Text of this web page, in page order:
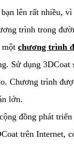
lên rất nhiều,
trình trong
mộtchương trình
Sử dụng 3DCoat
Chương trình
lớn.
đồng phát
trên Internet,